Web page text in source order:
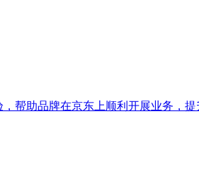
帮助品牌在京东上顺利开展业务，